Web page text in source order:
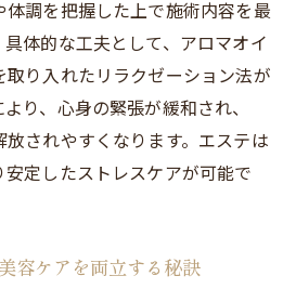
調を把握した上で施術内容を最
体的な工夫として、アロマオイ
り入れたリラクゼーション法が
り、心身の緊張が緩和され、
されやすくなります。エステは
定したストレスケアが可能で
容ケアを両立する秘訣